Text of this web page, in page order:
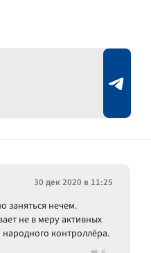
30 дек 2020 в 11:25
заняться нечем.
не в меру активных
контроллёра.